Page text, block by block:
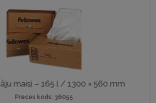
maisi – 165 l / 1300 × 560 mm
Preces kods: 36055